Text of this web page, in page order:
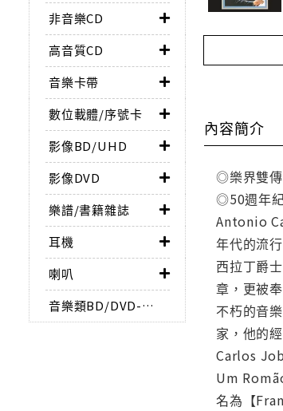
非音樂CD
高音質CD
音樂卡帶
數位載體/序號卡
影像BD/UHD
影像DVD
樂譜/書籍雜誌
耳機
喇叭
音樂類BD/DVD-AUDIO
內容簡介
◎樂界雙傳
◎50週年
Antonio
年代的流
西拉丁爵
章，更被
不朽的音
家，他的
Carlos
Um
名為【